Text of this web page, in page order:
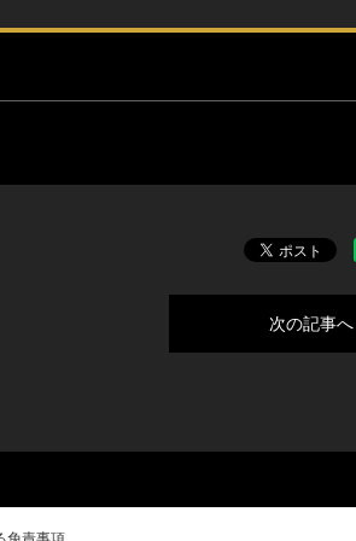
次の記事へ